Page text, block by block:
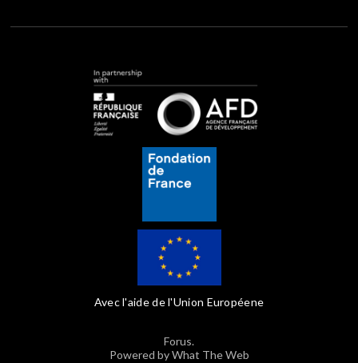
Avec l'aide de l'Union Européene
Forus.
Powered by What The Web